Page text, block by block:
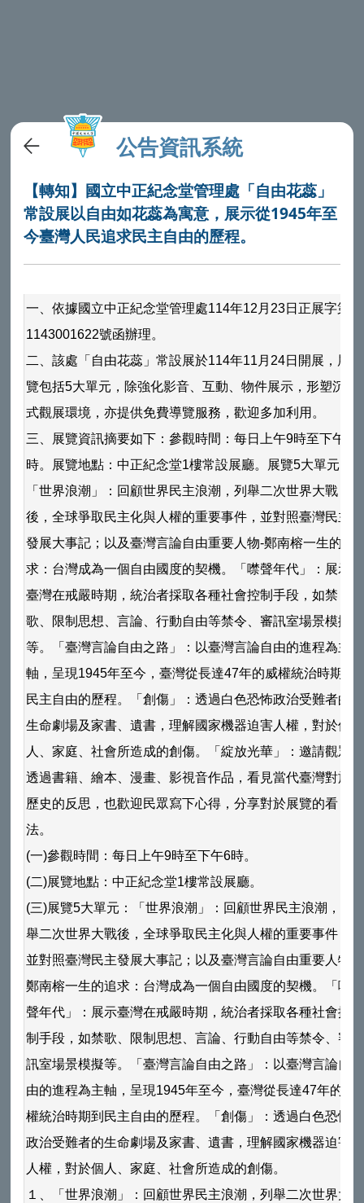
公告資訊系統
【轉知】國立中正紀念堂管理處「自由花蕊」
常設展以自由如花蕊為寓意，展示從1945年至
今臺灣人民追求民主自由的歷程。
一、依據國立中正紀念堂管理處114年12月23日正展字第
1143001622號函辦理。
二、該處「自由花蕊」常設展於114年11月24日開展，展
覽包括5大單元，除強化影音、互動、物件展示，形塑沉浸
式觀展環境，亦提供免費導覽服務，歡迎多加利用。
三、展覽資訊摘要如下：參觀時間：每日上午9時至下午6
時。展覽地點：中正紀念堂1樓常設展廳。展覽5大單元：
「世界浪潮」：回顧世界民主浪潮，列舉二次世界大戰
後，全球爭取民主化與人權的重要事件，並對照臺灣民主
發展大事記；以及臺灣言論自由重要人物-鄭南榕一生的追
求：台灣成為一個自由國度的契機。「噤聲年代」：展示
臺灣在戒嚴時期，統治者採取各種社會控制手段，如禁
歌、限制思想、言論、行動自由等禁令、審訊室場景模擬
等。「臺灣言論自由之路」：以臺灣言論自由的進程為主
軸，呈現1945年至今，臺灣從長達47年的威權統治時期到
民主自由的歷程。「創傷」：透過白色恐怖政治受難者的
生命劇場及家書、遺書，理解國家機器迫害人權，對於個
人、家庭、社會所造成的創傷。「綻放光華」：邀請觀眾
透過書籍、繪本、漫畫、影視音作品，看見當代臺灣對於
歷史的反思，也歡迎民眾寫下心得，分享對於展覽的看
法。
(一)參觀時間：每日上午9時至下午6時。
(二)展覽地點：中正紀念堂1樓常設展廳。
(三)展覽5大單元：「世界浪潮」：回顧世界民主浪潮，列
舉二次世界大戰後，全球爭取民主化與人權的重要事件，
並對照臺灣民主發展大事記；以及臺灣言論自由重要人物-
鄭南榕一生的追求：台灣成為一個自由國度的契機。「噤
聲年代」：展示臺灣在戒嚴時期，統治者採取各種社會控
制手段，如禁歌、限制思想、言論、行動自由等禁令、審
訊室場景模擬等。「臺灣言論自由之路」：以臺灣言論自
由的進程為主軸，呈現1945年至今，臺灣從長達47年的威
權統治時期到民主自由的歷程。「創傷」：透過白色恐怖
政治受難者的生命劇場及家書、遺書，理解國家機器迫害
人權，對於個人、家庭、社會所造成的創傷。
１、「世界浪潮」：回顧世界民主浪潮，列舉二次世界大